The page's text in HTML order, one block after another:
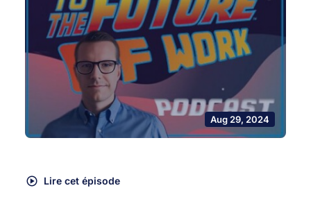
Aug 29, 2024
Lire cet épisode